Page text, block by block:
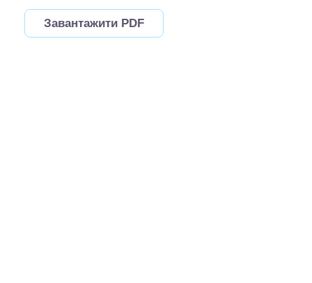
Завантажити PDF